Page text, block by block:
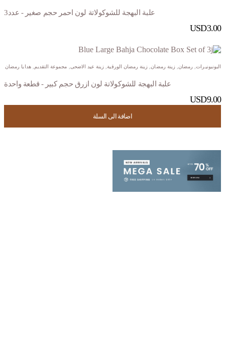
اضافة الى السلة
اضافة الى السلة
اضافة الى السلة
علبة البهجة للشوكولاتة لون احمر حجم صغير - عدد3
USD3.00
اضافة الى السلة
البونبونيرات, رمضان,زينة رمضان, زينة رمضان الورقية, زينة عيد الاضحى مجموعة التقديم ,هدايا رمضان
علبة البهجة للشوكولاتة لون ازرق حجم كبير - قطعة واحدة
USD9.00